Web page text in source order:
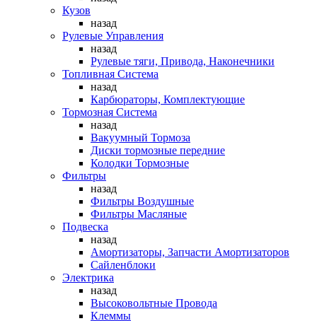
Кузов
назад
Рулевые Управления
назад
Рулевые тяги, Привода, Наконечники
Топливная Система
назад
Карбюраторы, Комплектующие
Тормозная Система
назад
Вакуумный Тормоза
Диски тормозные передние
Колодки Тормозные
Фильтры
назад
Фильтры Воздушные
Фильтры Масляные
Подвеска
назад
Амортизаторы, Запчасти Амортизаторов
Сайленблоки
Электрика
назад
Высоковольтные Провода
Клеммы